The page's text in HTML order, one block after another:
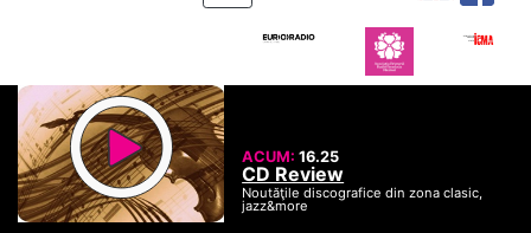
ACUM:16.25
CD Review
Noutăţile discografice din zona clasic,
jazz&more